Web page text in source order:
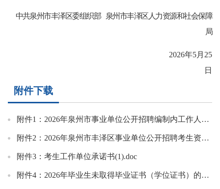
中共泉州市丰泽区委组织部
泉州市丰泽区人力资源和社会保障
局
2026年5月 25
日
附件下载
附件1：2026年泉州市事业单位公开招聘编制内工作人员丰泽区岗位资格复审人员名单.xlsx
附件2：2026年泉州市丰泽区事业单位公开招聘考生资格复审登记表(1).doc
附件3：考生工作单位承诺书(1).doc
附件4：2026年毕业生未取得毕业证书（学位证书）的书面承诺书.doc